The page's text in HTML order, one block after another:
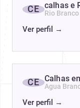
CE calhas e
Rio Branco
Ver perfil →
CE Calhas
Agua
Ver perfil →